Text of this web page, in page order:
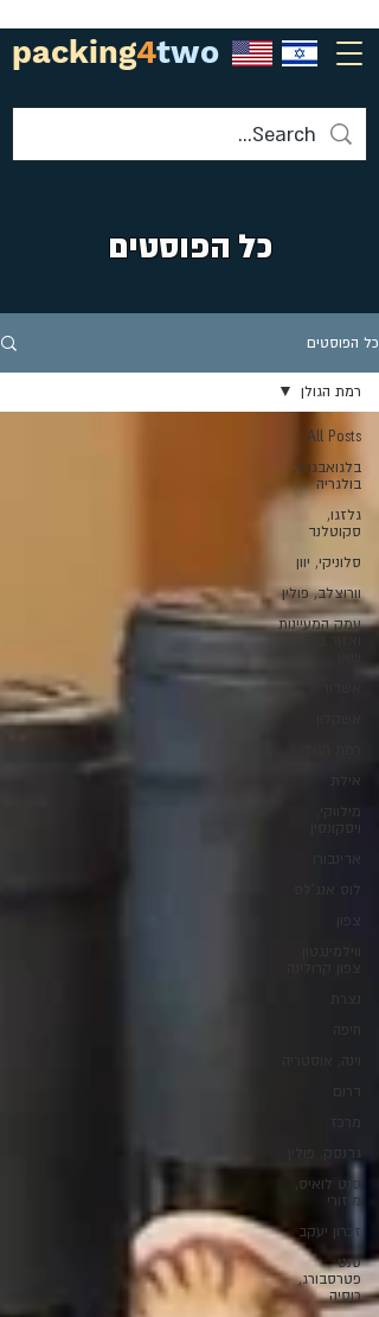
packing4two
כל הפוסטים
כל הפוסטים
All Posts
בלגואבגרד,
בולגריה
גלזגו,
סקוטלנד
סלוניקי, יוון
וורוצלב, פולין
עמק המעיינות
אילת
מילווקי,
ויסקונסין
סנט לואיס,
מיזורי
זכרון יעקב
סנט
פטרסבורג,
רוסיה
רמת הגולן